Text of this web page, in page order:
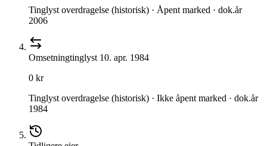
Tinglyst overdragelse (historisk) · Åpent marked · dok.år
2006
Omsetningtinglyst 10. apr. 1984
0 kr
Tinglyst overdragelse (historisk) · Ikke åpent marked · dok.år
1984